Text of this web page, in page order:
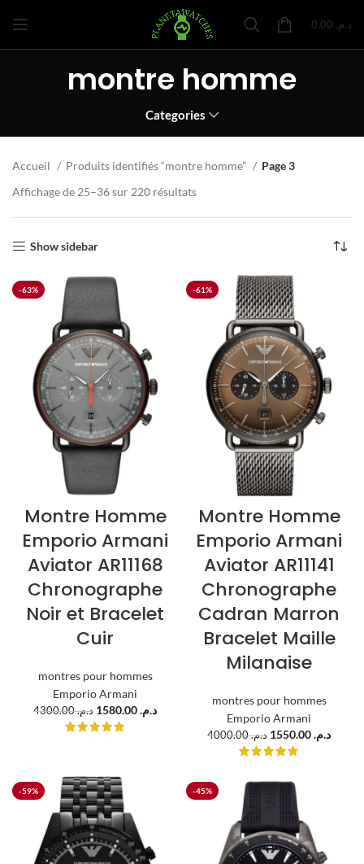
د.م.
montre homme
Categories
Accueil Produits identifiés “montre homme”
Page 3
Affichage de 25–36 sur 220 résultats
Show sidebar
-63%
Montre Homme
Emporio Armani
Aviator AR11168
Chronographe
Noir et Bracelet
Cuir
montres pour hommes
Emporio Armani
د.م.4300.00 د.م.
-61%
Montre Homme
Emporio Armani
Aviator AR11141
Chronographe
Cadran Marron
Bracelet Maille
Milanaise
montres pour hommes
Emporio Armani
د.م.4000.00 د.م.
-59% -45%